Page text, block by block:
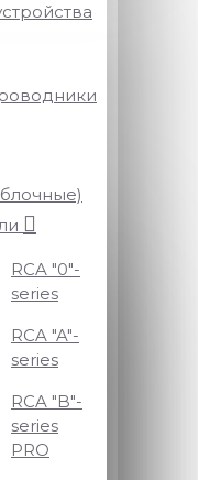
RCA "0"-
series
RCA "A"-
series
RCA "B"-
series
PRO